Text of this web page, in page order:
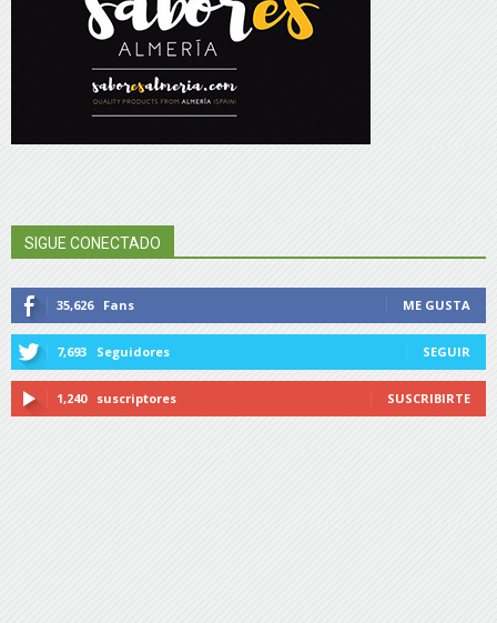
SIGUE CONECTADO
35,626 Fans ME GUSTA
7,693 Seguidores SEGUIR
1,240 suscriptores SUSCRIBIRTE